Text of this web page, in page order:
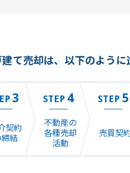
て売却は、以下のように
3
契約
結
STEP 4
不動産の
各種売却
活動
STEP 5
売買契